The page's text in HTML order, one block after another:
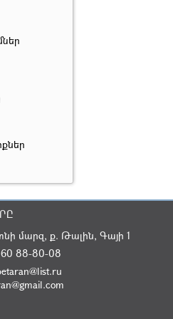
մարզ, ք. Թալին, Գայի 1
88-80-08